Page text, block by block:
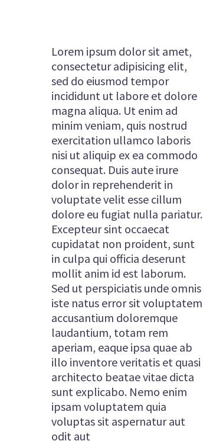
Lorem ipsum dolor sit amet,
consectetur adipisicing elit,
sed do eiusmod tempor
incididunt ut labore et dolore
magna aliqua. Ut enim ad
minim veniam, quis nostrud
exercitation ullamco laboris
nisi ut aliquip ex ea commodo
consequat. Duis aute irure
dolor in reprehenderit in
voluptate velit esse cillum
dolore eu fugiat nulla pariatur.
Excepteur sint occaecat
cupidatat non proident, sunt
in culpa qui officia deserunt
mollit anim id est laborum.
Sed ut perspiciatis unde omnis
iste natus error sit voluptatem
accusantium doloremque
laudantium, totam rem
aperiam, eaque ipsa quae ab
illo inventore veritatis et quasi
architecto beatae vitae dicta
sunt explicabo. Nemo enim
ipsam voluptatem quia
voluptas sit aspernatur aut
odit aut